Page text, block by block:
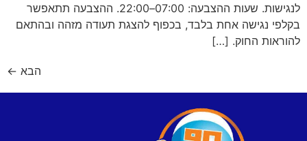
לנגישות. שעות ההצבעה: 07:00–22:00. ההצבעה תתאפשר
בקלפי נגישה אחת בלבד, בכפוף להצגת תעודה מזהה ובהתאם
להוראות החוק. […]
הבא ←